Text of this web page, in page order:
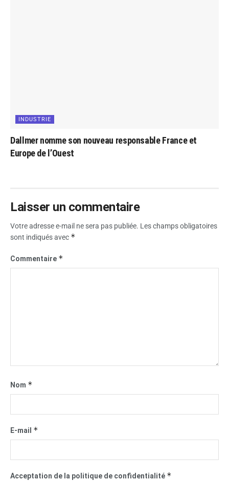
INDUSTRIE
Dallmer nomme son nouveau responsable France et
Europe de l’Ouest
Laisser un commentaire
Votre adresse e-mail ne sera pas publiée. Les champs obligatoires
sont indiqués avec *
Commentaire *
Nom *
E-mail *
Acceptation de la politique de confidentialité *